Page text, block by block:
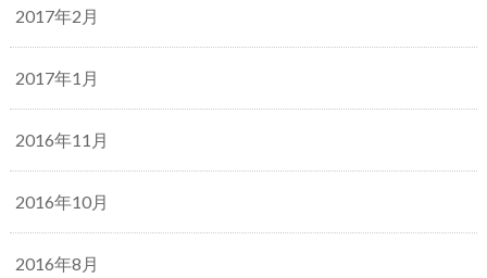
2017年2月
2017年1月
2016年11月
2016年10月
2016年8月